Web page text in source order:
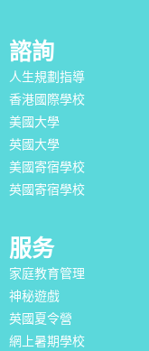
諮詢
人生規劃指導
香港國際學校
美國大學
英國大學
美國寄宿學校
英國寄宿學校
服务
家庭教育管理
神秘遊戲
英國夏令營
網上暑期學校